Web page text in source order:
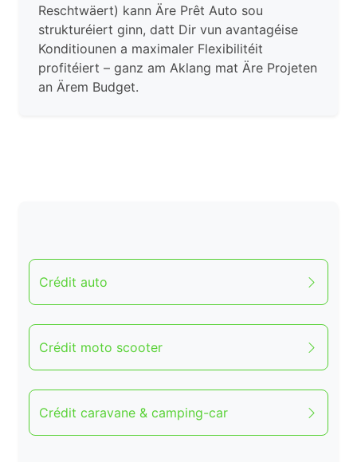
Reschtwäert) kann Äre Prêt Auto sou
strukturéiert ginn, datt Dir vun avantagéise
Konditiounen a maximaler Flexibilitéit
profitéiert – ganz am Aklang mat Äre Projeten
an Ärem Budget.
Crédit auto
Crédit moto scooter
Crédit caravane & camping-car